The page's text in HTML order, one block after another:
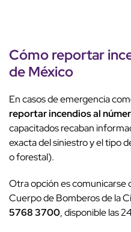
Cómo reportar
de México
En casos de emergencia
reportar incendios al
capacitados recaban
exacta del siniestro y el tipo
o forestal).
Otra opción es comunicarse
Cuerpo de Bomberos de la
5768 3700, disponible las